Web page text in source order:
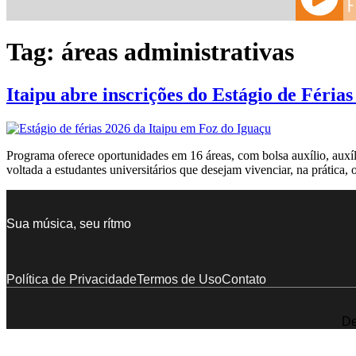
Tag: áreas administrativas
Itaipu abre inscrições do Estágio de
Programa oferece oportunidades em 16 áreas, com bolsa auxílio,
voltada a estudantes universitários que desejam vivenciar, na
Sua música, seu rítmo
Política de PrivacidadeTermos de UsoContato